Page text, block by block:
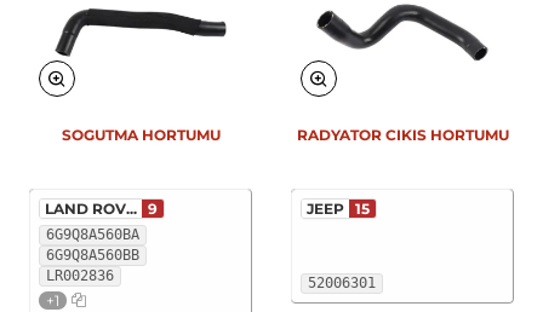
6G9Q8A560BA
6G9Q8A560BB
LR002836
+1
LAND ROV... 9
SOGUTMA HORTUMU
52006301
JEEP 15
RADYATOR CIKIS HORTUMU